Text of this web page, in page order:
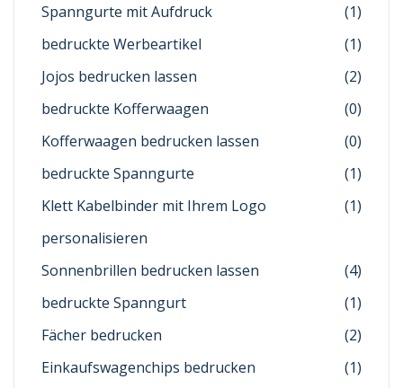
Spanngurte mit Aufdruck
(1)
bedruckte Werbeartikel
(1)
Jojos bedrucken lassen
(2)
bedruckte Kofferwaagen
(0)
Kofferwaagen bedrucken lassen
(0)
bedruckte Spanngurte
(1)
Klett Kabelbinder mit Ihrem Logo
personalisieren
(1)
Sonnenbrillen bedrucken lassen
(4)
bedruckte Spanngurt
(1)
Fächer bedrucken
(2)
Einkaufswagenchips bedrucken
(1)